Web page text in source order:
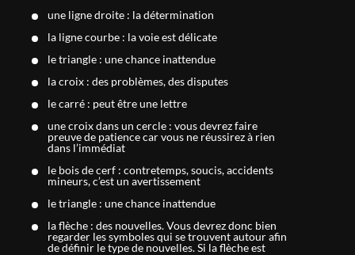
une ligne droite : la détermination
la ligne courbe : la voie est délicate
le triangle : une chance inattendue
la croix : des problèmes, des disputes
le carré : peut être une lettre
une croix dans un cercle : vous devrez faire
preuve de patience car vous ne réussirez à rien
dans l’immédiat
le bois de cerf : contretemps, soucis, accidents
mineurs, c’est un avertissement
le triangle : une chance inattendue
la flèche : des nouvelles. Vous devrez donc bien
regarder les symboles qui se trouvent autour afin
de définir le type de nouvelles. Si la flèche est